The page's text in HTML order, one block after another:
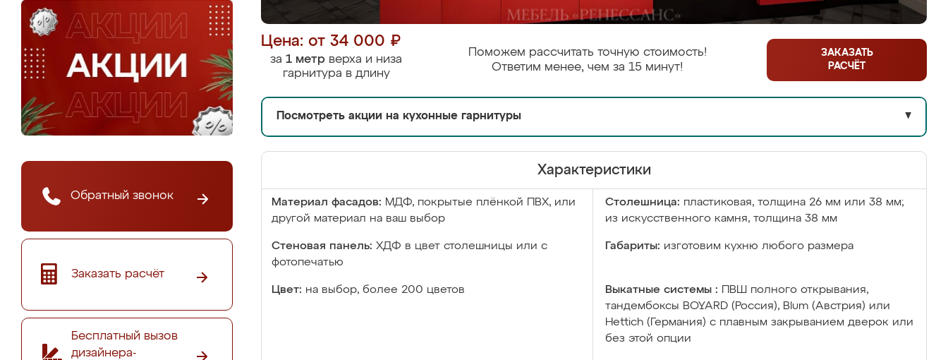
Обратный звонок
Заказать расчёт
Бесплатный вызов
дизайнера-
Цена: от 34 000 ₽
за 1 метр верха и низа
гарнитура в длину
Поможем рассчитать точную стоимость!
Ответим менее, чем за 15 минут!
ЗАКАЗАТЬ
РАСЧЁТ
Посмотреть акции на кухонные гарнитуры ▼
Характеристики
Материал фасадов: МДФ, покрытые плёнкой ПВХ, или
другой материал на ваш выбор
Столешница: пластиковая, толщина 26 мм или 38 мм;
из искусственного камня, толщина 38 мм
Стеновая панель: ХДФ в цвет столешницы или с
фотопечатью
Габариты: изготовим кухню любого размера
Цвет: на выбор, более 200 цветов Выкатные системы :
ПВШ полного открывания,
тандембоксы BOYARD (Россия), Blum (Австрия) или
Hettich (Германия) с плавным закрыванием дверок или
без этой опции